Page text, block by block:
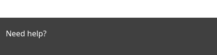
Need help?